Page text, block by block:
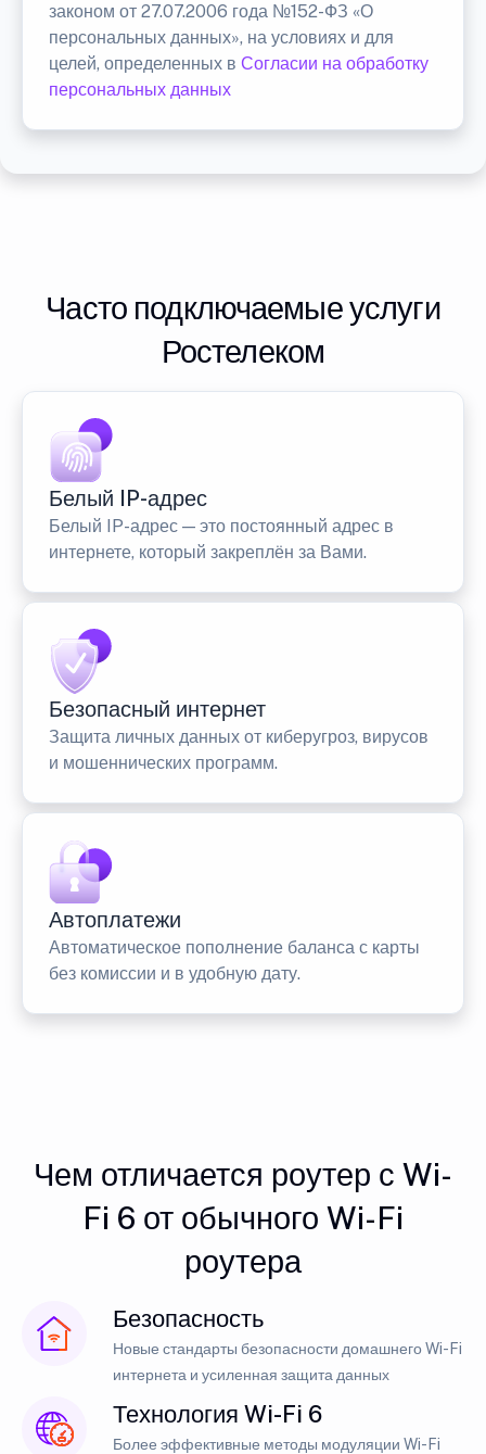
законом от 27.07.2006 года №152-ФЗ «О
персональных данных», на условиях и для
целей, определенных в Согласии на обработку
персональных данных
Часто подключаемые услуги
Ростелеком
Белый IP-адрес
Белый IP-адрес — это постоянный адрес в
интернете, который закреплён за Вами.
Безопасный интернет
Защита личных данных от киберугроз, вирусов
и мошеннических программ.
Автоплатежи
Автоматическое пополнение баланса с карты
без комиссии и в удобную дату.
Чем отличается роутер с Wi-
Fi 6 от обычного Wi-Fi
роутера
Безопасность
Новые стандарты безопасности домашнего Wi-Fi
интернета и усиленная защита данных
Технология Wi-Fi 6
Более эффективные методы модуляции Wi-Fi